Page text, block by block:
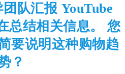
队汇报 YouTube
总结相关信息。 您
要说明这种购物趋
？